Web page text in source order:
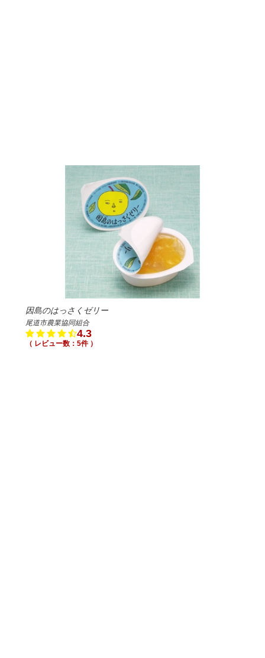
因島のはっさくゼリー
尾道市農業協同組合
4.3
（ レビュー数：5件 ）